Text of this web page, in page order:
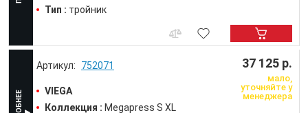
Тип : тройник
752071
VIEGA
Коллекция : Megapress S XL
37 125 р.
мало,
уточняйте у
менеджера